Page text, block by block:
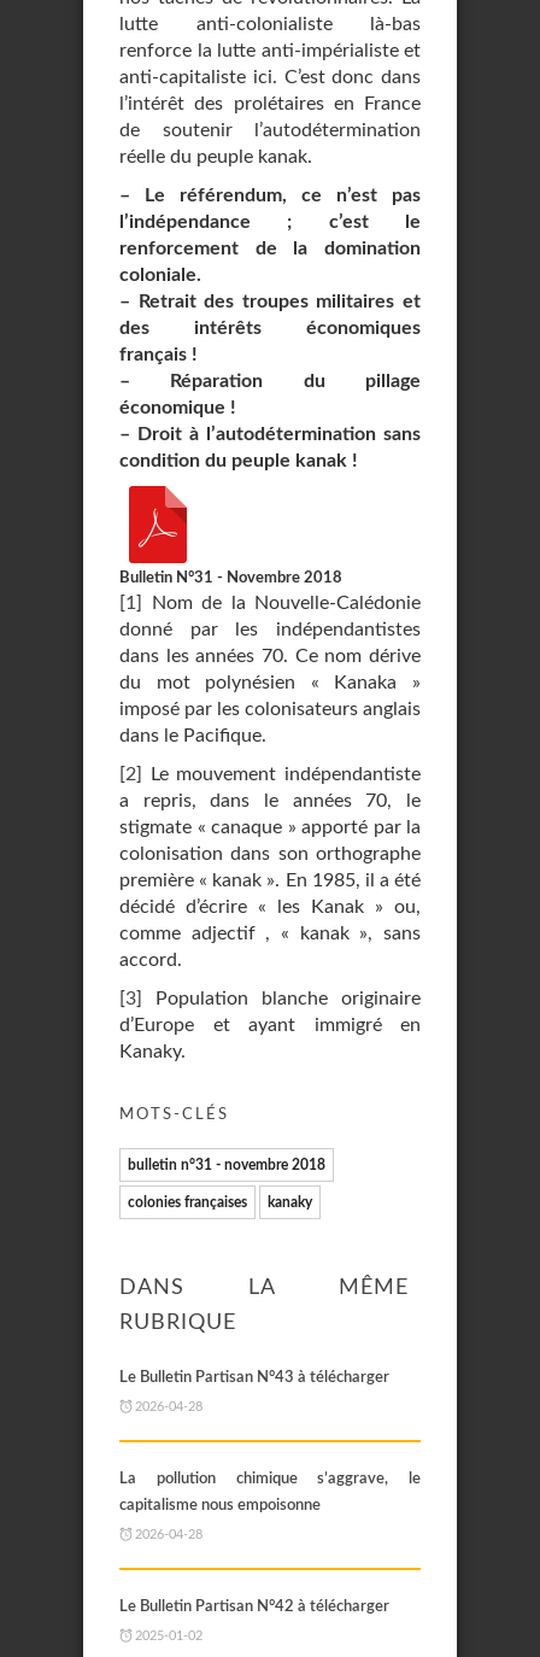
lutte anti-colonialiste là-bas
renforce la lutte anti-impérialiste et
anti-capitaliste ici. C’est donc dans
l’intérêt des prolétaires en France
de soutenir l’autodétermination
réelle du peuple kanak.
–
Le référendum, ce n’est pas
l’indépendance ; c’est le
renforcement de la domination
coloniale.
– Retrait des troupes militaires et
des intérêts économiques
français !
– Réparation du pillage
économique !
– Droit à l’autodétermination sans
condition du peuple kanak !
Bulletin N°31 - Novembre 2018
[1 ]
Nom de la Nouvelle-Calédonie
donné par les indépendantistes
dans les années 70. Ce nom dérive
du mot polynésien « Kanaka »
imposé par les colonisateurs anglais
dans le Pacifique.
[2]
Le mouvement indépendantiste
a repris, dans le années 70, le
stigmate « canaque » apporté par la
colonisation dans son orthographe
première « kanak ». En 1985, il a été
décidé d’écrire « les Kanak » ou,
comme adjectif , « kanak », sans
accord.
[3]
Population blanche originaire
d’Europe et ayant immigré en
Kanaky.
MOTS-CLÉS
bulletin n°31 - novembre 2018
colonies françaises kanaky
DANS LA MÊME
RUBRIQUE
Le Bulletin Partisan N°43 à télécharger
2026-04-28
La pollution chimique s’aggrave, le
capitalisme nous empoisonne
2026-04-28
Le Bulletin Partisan N°42 à télécharger
2025-01-02